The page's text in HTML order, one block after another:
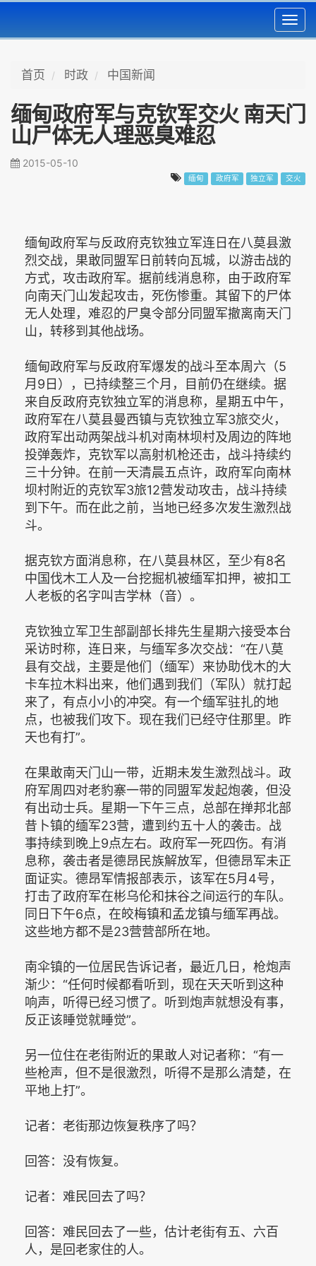
首页 时政 中国新闻
缅甸政府军与克钦军交火 南天门
山尸体无人理恶臭难忍
2015-05-10
缅甸 政府军 独立军 交火
缅甸政府军与反政府克钦独立军连日在八莫县激
烈交战，果敢同盟军日前转向瓦城，以游击战的
方式，攻击政府军。据前线消息称，由于政府军
向南天门山发起攻击，死伤惨重。其留下的尸体
无人处理，难忍的尸臭令部分同盟军撤离南天门
山，转移到其他战场。
缅甸政府军与反政府军爆发的战斗至本周六（5
月9日），已持续整三个月，目前仍在继续。据
来自反政府克钦独立军的消息称，星期五中午，
政府军在八莫县曼西镇与克钦独立军3旅交火，
政府军出动两架战斗机对南林坝村及周边的阵地
投弹轰炸，克钦军以高射机枪还击，战斗持续约
三十分钟。在前一天清晨五点许，政府军向南林
坝村附近的克钦军3旅12营发动攻击，战斗持续
到下午。而在此之前，当地已经多次发生激烈战
斗。
据克钦方面消息称，在八莫县林区，至少有8名
中国伐木工人及一台挖掘机被缅军扣押，被扣工
人老板的名字叫吉学林（音）。
克钦独立军卫生部副部长排先生星期六接受本台
采访时称，连日来，与缅军多次交战：“在八莫
县有交战，主要是他们（缅军）来协助伐木的大
卡车拉木料出来，他们遇到我们（军队）就打起
来了，有点小小的冲突。有一个缅军驻扎的地
点，也被我们攻下。现在我们已经守住那里。昨
天也有打”。
在果敢南天门山一带，近期未发生激烈战斗。政
府军周四对老豹寨一带的同盟军发起炮袭，但没
有出动士兵。星期一下午三点，总部在掸邦北部
昔卜镇的缅军23营，遭到约五十人的袭击。战
事持续到晚上9点左右。政府军一死四伤。有消
息称，袭击者是德昂民族解放军，但德昂军未正
面证实。德昂军情报部表示，该军在5月4号，
打击了政府军在彬乌伦和抹谷之间运行的车队。
同日下午6点，在皎梅镇和孟龙镇与缅军再战。
这些地方都不是23营营部所在地。
南伞镇的一位居民告诉记者，最近几日，枪炮声
渐少：“任何时候都看听到，现在天天听到这种
响声，听得已经习惯了。听到炮声就想没有事，
反正该睡觉就睡觉”。
另一位住在老街附近的果敢人对记者称：“有一
些枪声，但不是很激烈，听得不是那么清楚，在
平地上打”。
记者：老街那边恢复秩序了吗？
回答：没有恢复。
记者：难民回去了吗？
回答：难民回去了一些，估计老街有五、六百
人，是回老家住的人。